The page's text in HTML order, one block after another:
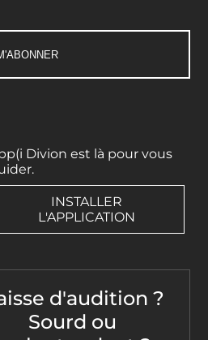
Divion est là pour vous
INSTALLER
L'APPLICATION
d'audition ?
Sourd ou